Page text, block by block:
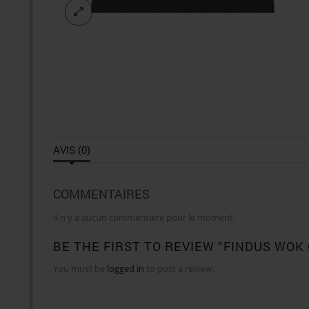
AVIS (0)
COMMENTAIRES
Il n'y a aucun commentaire pour le moment.
BE THE FIRST TO REVIEW “FINDUS WOK
You must be logged in to post a review.